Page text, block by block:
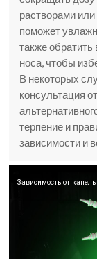
растворами
поможет
также
носа, чтобы
В некоторых
консультация
терпение и
зависимости и
Зависимость от